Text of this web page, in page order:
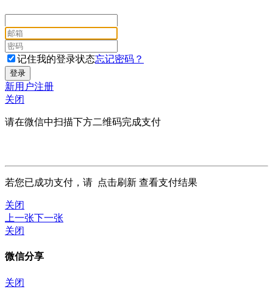
记住我的登录状态忘记密码？
新用户注册
关闭
请在微信中扫描下方二维码完成支付
若您已成功支付，请 点击刷新 查看支付结果
关闭
上一张下一张
关闭
微信分享
关闭